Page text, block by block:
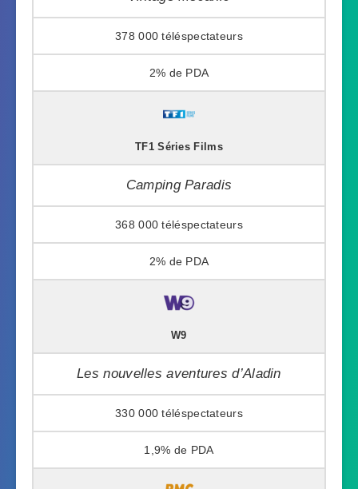
378 000
2%
TF1 Séries Films
Camping Paradis
368 000
2%
W9
Les nouvelles aventures d’Aladin
330 000
1,9%